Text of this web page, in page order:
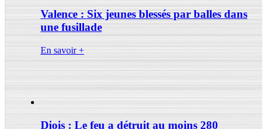
Valence : Six jeunes blessés par balles dans
une fusillade
En savoir +
Diois : Le feu a détruit au moins 280